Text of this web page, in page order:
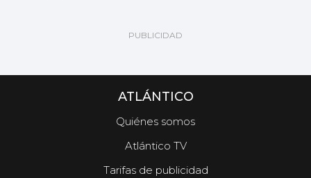
ATLÁNTICO
Quiénes somos
Atlántico TV
Tarifas de publicidad